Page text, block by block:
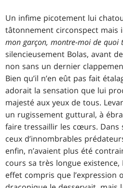
Un infime picotement lui
tâtonnement circonspect mais
mon garçon, montre-moi de quoi
silencieusement Bolas, avant
non sans un dernier
Bien qu’il n’en eût pas fait
adorait la sensation que lui
majesté aux yeux de tous.
un rugissement guttural, à
faire tressaillir les cœurs. Dans
ceux d’innombrables
enfin, n’avaient plus été
cours sa très longue existence,
effet compris que l’expression